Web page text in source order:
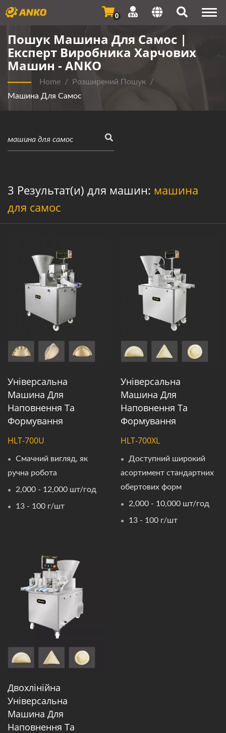
0
Пошук Машина Для Самос |
Експерт Виробника Харчових
Машин - ANKO
Home / Розширений Пошук /
Машина Для Самос
3 Результат(и) для машин: машина
для самос
Універсальна
Машина Для
Наповнення Та
Формування
HLT-700U
Смачний вигляд, як
ручна робота
2,000 - 12,000 шт/год
13 - 100 г/шт
Універсальна
Машина Для
Наповнення Та
Формування
HLT-700XL
Доступний широкий
асортимент стандартних
обертових форм
2,000 - 10,000 шт/год
13 - 100 г/шт
Двохлінійна
Універсальна
Машина Для
Наповнення Та